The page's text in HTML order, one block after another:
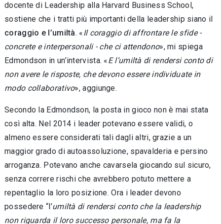
docente di Leadership alla Harvard Business School,
sostiene che i trat­ti più importanti della leadership siano il
corag­gio e l’umiltà. «Il coraggio di affrontare le sfide -
concrete e interpersonali - che ci attendono», mi spiega
Edmondson in un’intervista. «E l’u­miltà di rendersi conto di
non avere le risposte, che devono essere individuate in
modo collabo­rativo», aggiunge.
Secondo la Edmondson, la posta in gioco non è mai stata
così alta. Nel 2014 i leader potevano essere validi, o
almeno essere considerati tali dagli altri, grazie a un
maggior grado di auto­assoluzione, spavalderia e persino
arroganza. Potevano anche cavarsela giocando sul sicuro,
senza correre rischi che avrebbero potuto met­tere a
repentaglio la loro posizione. Ora i leader devono
possedere “l’umiltà di rendersi conto che la leadership
non riguarda il loro successo personale, ma fa la